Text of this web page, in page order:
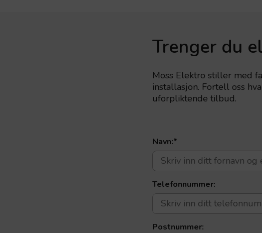
Trenger du
Moss Elektro stiller med
installasjon. Fortell oss
uforpliktende tilbud.
Navn:*
Telefonnummer:
Postnummer: